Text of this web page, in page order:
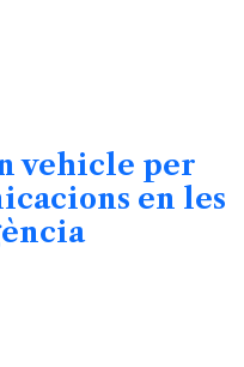
vehicle per
en les